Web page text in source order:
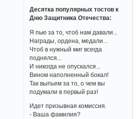
Десятка популярных тостов к
Дню Защитника Отечества:
Я пью за то, чтоб нам давали...
Награды, ордена, медали...
Чтоб в нужный миг всегда
поднялся...
И никогда не опускался...
Вином наполненный бокал!
Так выпьем за то, о чем вы
подумали в первый раз!
Идет призывная комиссия.
- Ваша фамилия?